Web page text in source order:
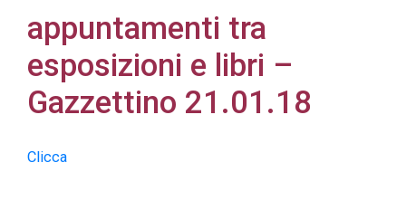
appuntamenti tra
esposizioni e libri –
Gazzettino 21.01.18
Clicca
Acconsento
all'uso dei
miei dati
personali in
con il